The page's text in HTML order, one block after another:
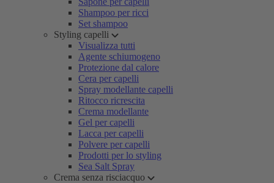
Shampoo per ricci
Set shampoo
Styling capelli
Visualizza tutti
Agente schiumogeno
Protezione dal calore
Cera per capelli
Spray modellante capelli
Ritocco ricrescita
Crema modellante
Gel per capelli
Lacca per capelli
Polvere per capelli
Prodotti per lo styling
Sea Salt Spray
Crema senza risciacquo